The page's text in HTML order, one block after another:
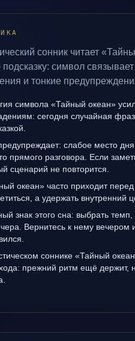
сонник читает
символ
и тонкие
символа «Тайный океан»
сегодня случайная
слабое место
прямого разговора. Если
сценарий не повторится.
океан» часто приходит
а удержать внутренний
знак этого сна: выбрать
Вернитесь к нему вечером
соннике «Тайный
прежний ритм ещё держит,